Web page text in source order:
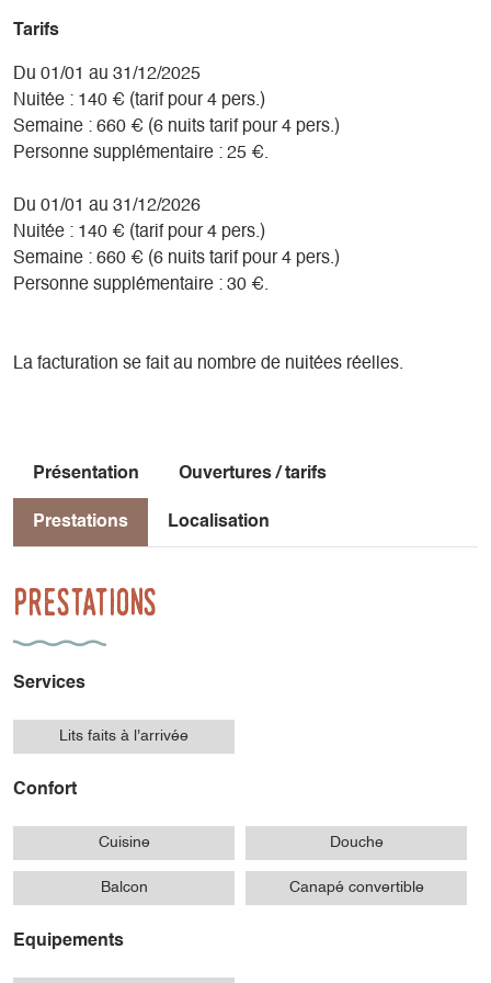
Possibilité de prendre vos repas à notre table d'hôtes.
Ferme.
Tarifs
Du 01/01 au 31/12/2025
Nuitée : 140 € (tarif pour 4 pers.)
Semaine : 660 € (6 nuits tarif pour 4 pers.)
Personne supplémentaire : 25 €.
Du 01/01 au 31/12/2026
Nuitée : 140 € (tarif pour 4 pers.)
Semaine : 660 € (6 nuits tarif pour 4 pers.)
Personne supplémentaire : 30 €.
La facturation se fait au nombre de nuitées réelles.
Présentation Ouvertures / tarifs
Prestations Localisation
Prestations
Services
Lits faits à l'arrivée
Confort
Cuisine Douche
Balcon Canapé convertible
Equipements